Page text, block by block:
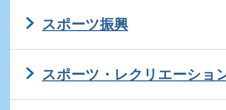
スポーツ振興
スポーツ・レクリエーショ